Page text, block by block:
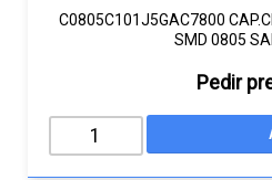
C0805C101J5GAC7800
SMD 0805
Pedir